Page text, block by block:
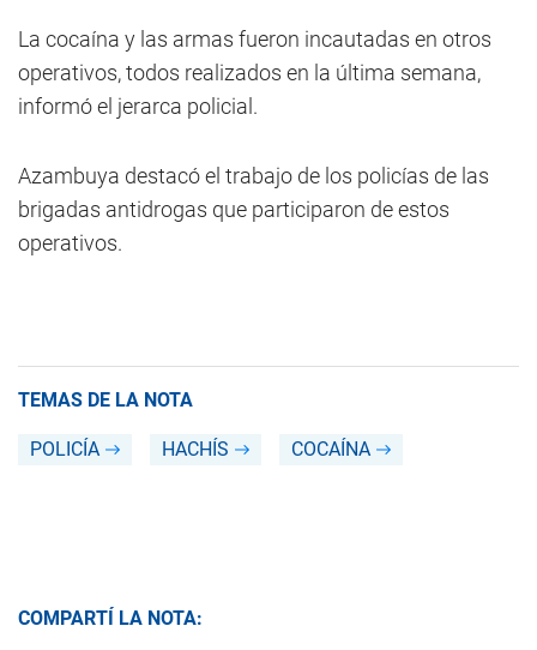
La cocaína y las armas fueron incautadas en otros
operativos, todos realizados en la última semana,
informó el jerarca policial.
Azambuya destacó el trabajo de los policías de las
brigadas antidrogas que participaron de estos
operativos.
TEMAS DE LA NOTA
POLICÍA HACHÍS COCAÍNA
COMPARTÍ LA NOTA: